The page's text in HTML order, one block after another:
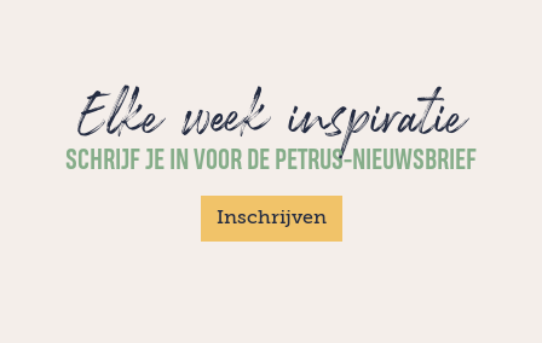
Elke week inspiratie
SCHRIJF JE IN VOOR DE PETRUS-NIEUWSBRIEF
Inschrijven